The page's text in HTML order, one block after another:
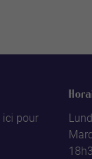
ici pour